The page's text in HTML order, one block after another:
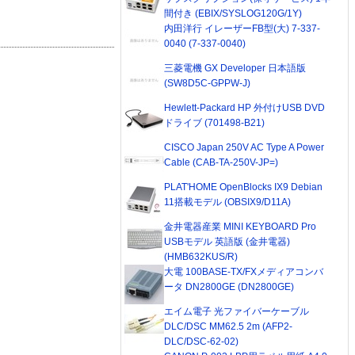
間付き (EBIX/SYSLOG120G/1Y)
内田洋行 イレーザーFB型(大) 7-337-
0040 (7-337-0040)
三菱電機 GX Developer 日本語版
(SW8D5C-GPPW-J)
Hewlett-Packard HP 外付けUSB DVD
ドライブ (701498-B21)
CISCO Japan 250V AC Type A Power
Cable (CAB-TA-250V-JP=)
PLAT'HOME OpenBlocks IX9 Debian
11搭載モデル (OBSIX9/D11A)
金井電器産業 MINI KEYBOARD Pro
USBモデル 英語版 (金井電器)
(HMB632KUS/R)
大電 100BASE-TX/FXメディアコンバ
ータ DN2800GE (DN2800GE)
エイム電子 光ファイバーケーブル
DLC/DSC MM62.5 2m (AFP2-
DLC/DSC-62-02)